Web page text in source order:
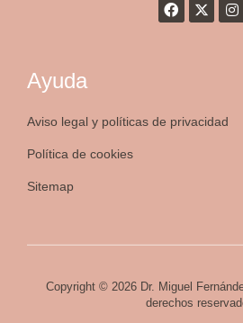
Ayuda
Aviso legal y políticas de privacidad
Política de cookies
Sitemap
Copyright © 2026 Dr. Miguel
derechos